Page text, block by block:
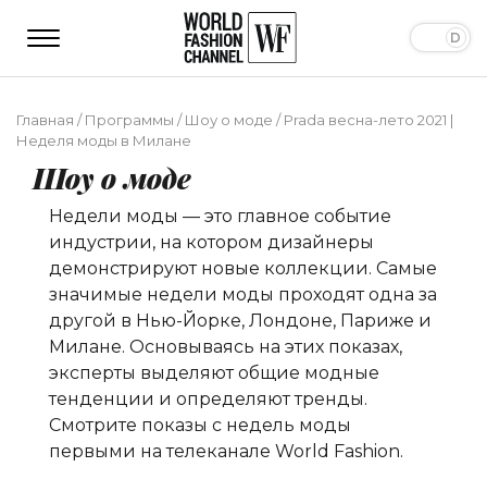
Главная /Программы /Шоу о моде /Prada весна-лето 2021 |
Неделя моды в Милане
Шоу о моде
Недели моды — это главное событие
индустрии, на котором дизайнеры
демонстрируют новые коллекции. Самые
значимые недели моды проходят одна за
другой в Нью-Йорке, Лондоне, Париже и
Милане. Основываясь на этих показах,
эксперты выделяют общие модные
тенденции и определяют тренды.
Смотрите показы с недель моды
первыми на телеканале World Fashion.